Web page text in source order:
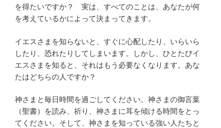
を得たいですか？ 実は、すべてのことは、あなたが何
を考えているかによって決まってきます。
イエスさまを知らないと、すぐに心配したり、いらいら
したり、恐れたりしてしまいます。しかし、ひとたびイ
エスさまを知ると、それはもう必要なくなります。あな
たはどちらの人ですか？
神さまと毎日時間を過ごしてください。神さまの御言葉
（聖書）を読み、祈り、神さまに耳を傾ける時間をとっ
てください。そして、神さまを知っている強い人たちと